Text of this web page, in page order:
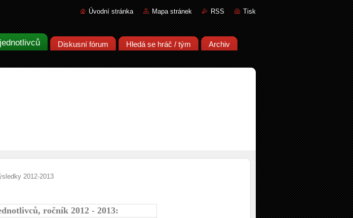
Úvodní stránka Mapa stránek RSS Tisk
Diskusní fórum Hledá se hráč / tým Archiv
2012-2013
ročník 2012 - 2013: